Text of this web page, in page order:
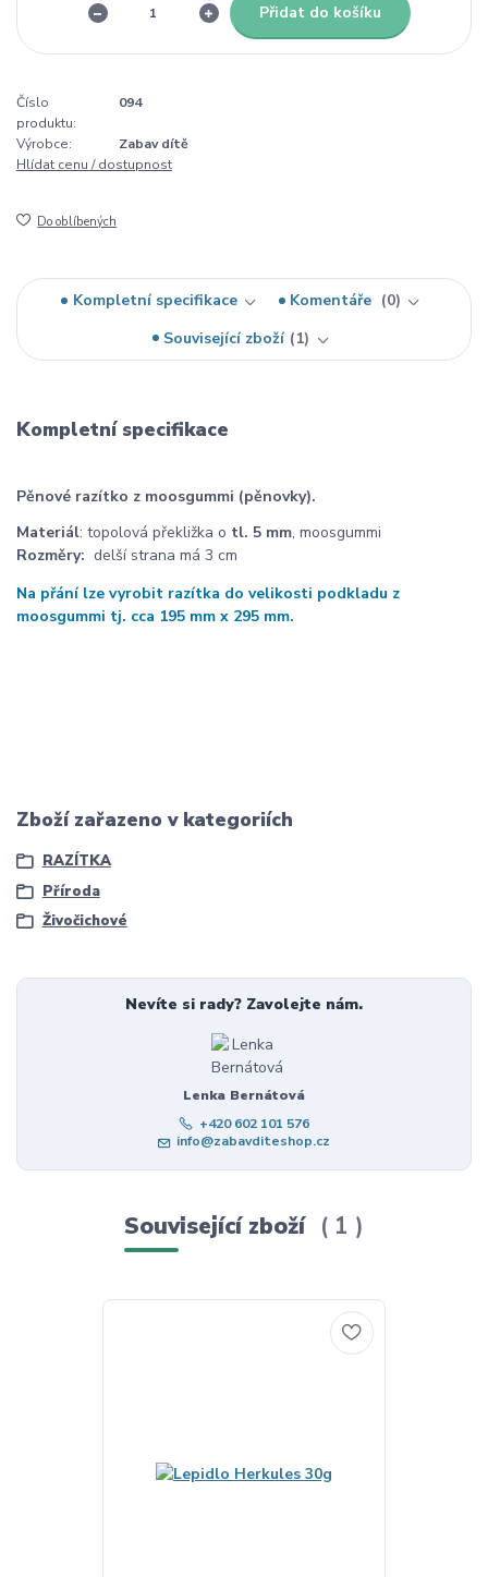
Přidat do košíku
Číslo
produktu:
094
Výrobce:
Zabav dítě
Hlídat cenu / dostupnost
Do oblíbených
Kompletní specifikace Komentáře
0
Související zboží
1
Kompletní specifikace
Pěnové razítko z moosgummi (pěnovky).
Materiál: topolová překližka o tl. 5 mm, moosgummi
Rozměry: delší strana má 3 cm
Na přání lze vyrobit razítka do velikosti podkladu z
moosgummi tj. cca 195 mm x 295 mm.
Zboží zařazeno v kategoriích
RAZÍTKA
Příroda
Živočichové
Nevíte si rady? Zavolejte nám.
Lenka Bernátová
+420 602 101 576
info@zabavditeshop.cz
Související zboží 1